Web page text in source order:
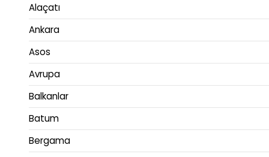
Alaçatı
Ankara
Asos
Avrupa
Balkanlar
Batum
Bergama